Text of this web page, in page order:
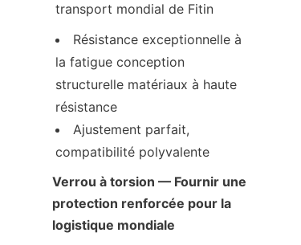
transport mondial de Fitin
Résistance exceptionnelle à
la fatigue conception
structurelle matériaux à haute
résistance
Ajustement parfait,
compatibilité polyvalente
Verrou à torsion — Fournir une
protection renforcée pour la
logistique mondiale